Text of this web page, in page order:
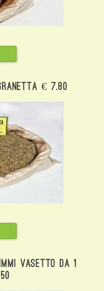
€ 7.80
Vasetto Da 1